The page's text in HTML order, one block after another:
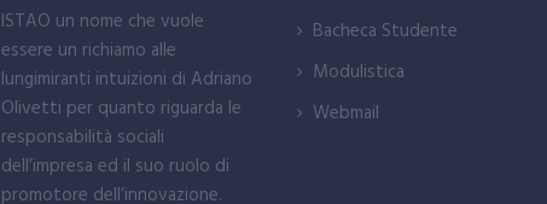
ISTAO un nome che vuole
essere un richiamo alle
lungimiranti intuizioni di Adriano
Olivetti per quanto riguarda le
responsabilità sociali
dell’impresa ed il suo ruolo di
promotore dell’innovazione.
Bacheca Studente
Modulistica
Webmail